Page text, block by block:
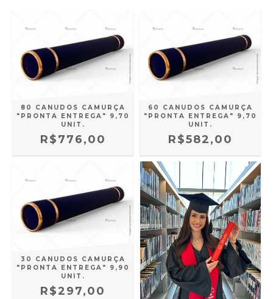
80 CANUDOS CAMURÇA
"PRONTA ENTREGA" 9,70
UNIT.
R$776,00
60 CANUDOS CAMURÇA
"PRONTA ENTREGA" 9,70
UNIT.
R$582,00
30 CANUDOS CAMURÇA
"PRONTA ENTREGA" 9,90
UNIT.
R$297,00